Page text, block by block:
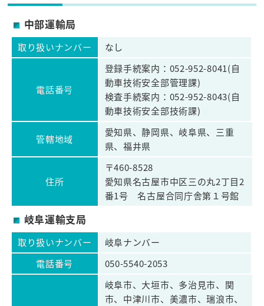
中部運輸局
取り扱いナンバー なし
電話番号
登録手続案内：052-952-8041(自
動車技術安全部管理課)
検査手続案内：052-952-8043(自
動車技術安全部技術課)
管轄地域
愛知県、静岡県、岐阜県、三重
県、福井県
住所
〒460-8528
愛知県名古屋市中区三の丸2丁目2
番1号 名古屋合同庁舎第１号館
岐阜運輸支局
取り扱いナンバー
岐阜ナンバー
電話番号
050-5540-2053
岐阜市、大垣市、多治見市、関
市、中津川市、美濃市、瑞浪市、